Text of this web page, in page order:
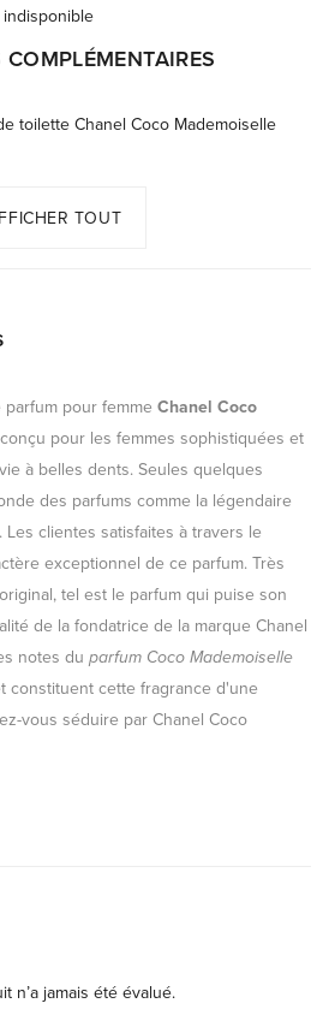
toilette Chanel Coco Mademoiselle
TOUT
pour femme Chanel Coco
pour les femmes sophistiquées et
à belles dents. Seules quelques
des parfums comme la légendaire
Les clientes satisfaites à travers le
exceptionnel de ce parfum. Très
tel est le parfum qui puise son
de la fondatrice de la marque Chanel
notes du parfum Coco Mademoiselle
constituent cette fragrance d'une
vous séduire par Chanel Coco
n’a jamais été évalué.